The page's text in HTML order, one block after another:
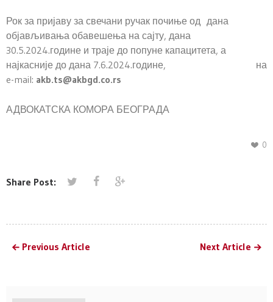
Рок за пријаву за свечани ручак почиње од дана
објављивања обавешења на сајту, дана
30.5.2024.године и траје до попуне капацитета, а
најкасније до дана 7.6.2024.године, на
e-mail: akb.ts@akbgd.co.rs
АДВОКАТСКА КОМОРА БЕОГРАДА
0
Share Post:
Previous Article Next Article